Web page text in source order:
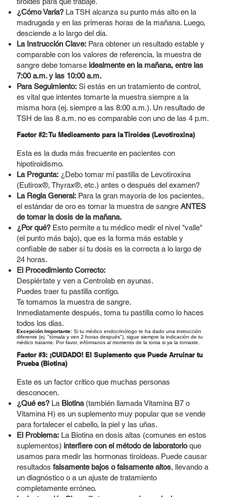
¿Cómo Varía?La TSH alcanza su punto más alto en la
madrugada y en las primeras horas de la mañana. Luego,
desciende a lo largo del día.
La Instrucción Clave:Para obtener un resultado estable y
comparable con los valores de referencia, la muestra de
sangre debe tomarse idealmente en la mañana, entre las
7:00 a.m. y las 10:00 a.m.
Para Seguimiento:Si estás en un tratamiento de control,
es vital que intentes tomarte la muestra siempre a la
misma hora (ej. siempre a las 8:00 a.m.). Un resultado de
TSH de las 8 a.m. no es comparable con uno de las 4 p.m.
Factor #2: Tu Medicamento para la Tiroides (Levotiroxina)
Esta es la duda más frecuente en pacientes con
hipotiroidismo.
La Pregunta:¿Debo tomar mi pastilla de Levotiroxina
(Eutirox®, Thyrax®, etc.) antes o después del examen?
La Regla General:Para la gran mayoría de los pacientes,
el estándar de oro es tomar la muestra de sangre ANTES
de tomar la dosis de la mañana.
¿Por qué?Esto permite a tu médico medir el nivel "valle"
(el punto más bajo), que es la forma más estable y
confiable de saber si tu dosis es la correcta a lo largo de
24 horas.
El Procedimiento Correcto:
Despiértate y ven a Centrolab en ayunas.
Puedes traer tu pastilla contigo.
Te tomamos la muestra de sangre.
Inmediatamente después, toma tu pastilla como lo haces
todos los días.
Excepción Importante:Si tu médico endocrinólogo te ha dado una instrucción
diferente (ej. "tómala y ven 2 horas después"), sigue siempre la indicación de tu
médico tratante. Por favor, infórmanos al momento de la toma si ya la tomaste.
Factor #3: ¡CUIDADO! El Suplemento que Puede Arruinar tu
Prueba (Biotina)
Este es un factor crítico que muchas personas
desconocen.
¿Qué es?La Biotina(también llamada Vitamina B7 o
Vitamina H) es un suplemento muy popular que se vende
para fortalecer el cabello, la piel y las uñas.
El Problema:La Biotina en dosis altas (comunes en estos
suplementos) interfiere con el método de laboratorioque
usamos para medir las hormonas tiroideas. Puede causar
resultados falsamente bajos o falsamente altos, llevando a
un diagnóstico o a un ajuste de tratamiento
completamente erróneo.